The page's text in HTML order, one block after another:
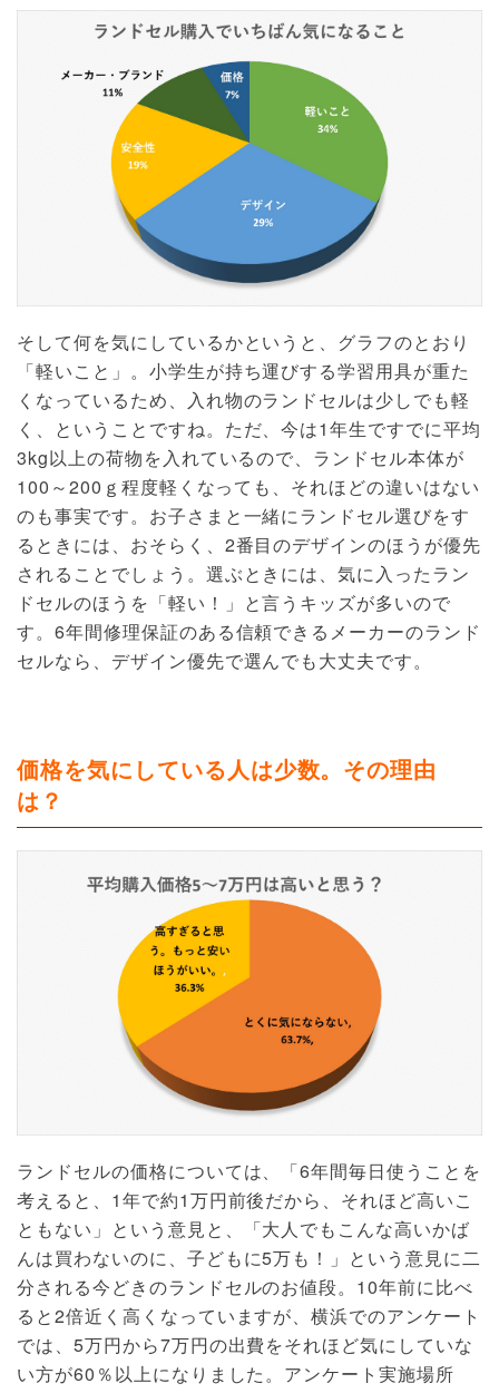
そして何を気にしているかというと、グラフのとおり
「軽いこと」。小学生が持ち運びする学習用具が重た
くなっているため、入れ物のランドセルは少しでも軽
く、ということですね。ただ、今は1年生ですでに平均
3kg以上の荷物を入れているので、ランドセル本体が
100～200ｇ程度軽くなっても、それほどの違いはない
のも事実です。お子さまと一緒にランドセル選びをす
るときには、おそらく、2番目のデザインのほうが優先
されることでしょう。選ぶときには、気に入ったラン
ドセルのほうを「軽い！」と言うキッズが多いので
す。6年間修理保証のある信頼できるメーカーのランド
セルなら、デザイン優先で選んでも大丈夫です。
価格を気にしている人は少数。その理由
は？
ランドセルの価格については、「6年間毎日使うことを
考えると、1年で約1万円前後だから、それほど高いこ
ともない」という意見と、「大人でもこんな高いかば
んは買わないのに、子どもに5万も！」という意見に二
分される今どきのランドセルのお値段。10年前に比べ
ると2倍近く高くなっていますが、横浜でのアンケート
では、5万円から7万円の出費をそれほど気にしていな
い方が60％以上になりました。アンケート実施場所